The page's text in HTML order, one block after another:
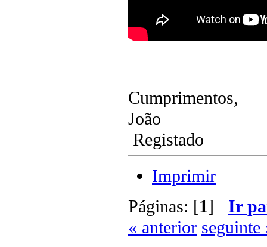
Cumprimentos,
João
Registado
Imprimir
Páginas: [1] Ir
« anterior seguinte